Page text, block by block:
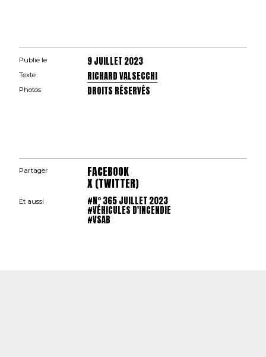
Publié le 9 JUILLET 2023
Texte RICHARD VALSECCHI
Photos DROITS RÉSERVÉS
Partager FACEBOOK
X (TWITTER)
Et aussi #N° 365 JUILLET 2023
#VÉHICULES D'INCENDIE
#VSAB